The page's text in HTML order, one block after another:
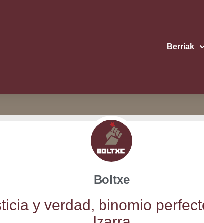
Berriak
Boltxe
y ver­dad, bino­mio